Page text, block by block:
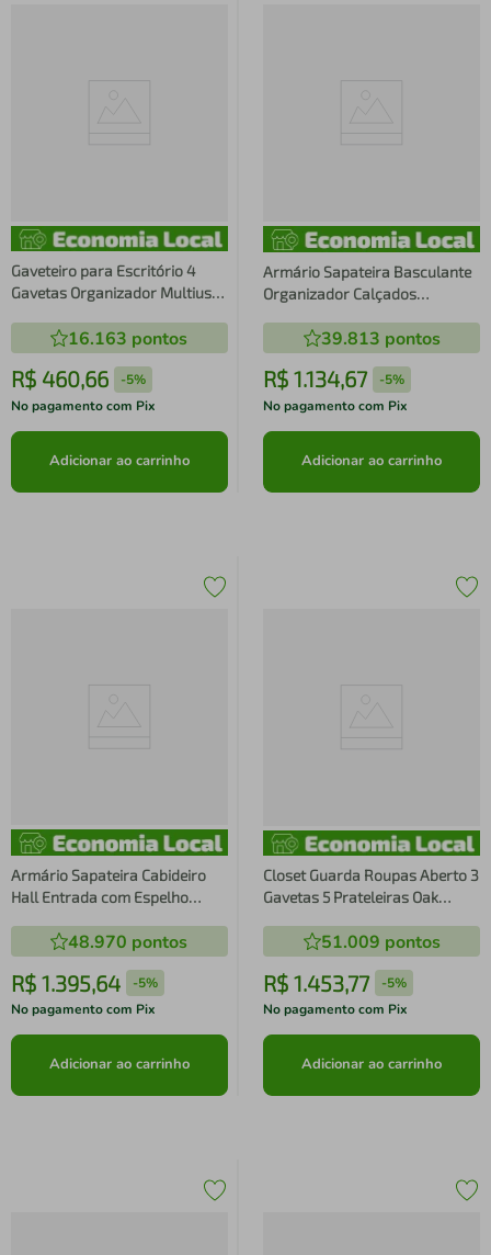
Gaveteiro para Escritório 4
Gavetas Organizador Multiuso
Grafite Office
16.163 pontos
R$ 460,66 -5%
No pagamento com Pix
Adicionar ao carrinho
Armário Sapateira Basculante
Organizador Calçados
Champanhe Placa e Ponto
39.813 pontos
R$ 1.134,67 -5%
No pagamento com Pix
Adicionar ao carrinho
Armário Sapateira Cabideiro
Hall Entrada com Espelho
Placa e Ponto
48.970 pontos
R$ 1.395,64 -5%
No pagamento com Pix
Adicionar ao carrinho
Closet Guarda Roupas Aberto 3
Gavetas 5 Prateleiras Oak
Placa e Ponto
51.009 pontos
R$ 1.453,77 -5%
No pagamento com Pix
Adicionar ao carrinho